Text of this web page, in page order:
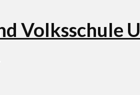
Volksschule